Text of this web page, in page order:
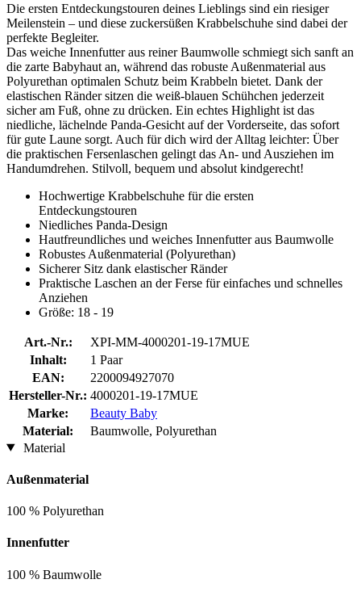
Die ersten Entdeckungstouren deines Lieblings sind ein riesiger
Meilenstein – und diese zuckersüßen Krabbelschuhe sind dabei der
perfekte Begleiter.
Das weiche Innenfutter aus reiner Baumwolle schmiegt sich sanft an
die zarte Babyhaut an, während das robuste Außenmaterial aus
Polyurethan optimalen Schutz beim Krabbeln bietet. Dank der
elastischen Ränder sitzen die weiß-blauen Schühchen jederzeit
sicher am Fuß, ohne zu drücken. Ein echtes Highlight ist das
niedliche, lächelnde Panda-Gesicht auf der Vorderseite, das sofort
für gute Laune sorgt. Auch für dich wird der Alltag leichter: Über
die praktischen Fersenlaschen gelingt das An- und Ausziehen im
Handumdrehen. Stilvoll, bequem und absolut kindgerecht!
Hochwertige Krabbelschuhe für die ersten
Entdeckungstouren
Niedliches Panda-Design
Hautfreundliches und weiches Innenfutter aus Baumwolle
Robustes Außenmaterial (Polyurethan)
Sicherer Sitz dank elastischer Ränder
Praktische Laschen an der Ferse für einfaches und schnelles
Anziehen
Größe: 18 - 19
Art.-Nr.:
XPI-MM-4000201-19-17MUE
Inhalt:
1 Paar
EAN:
2200094927070
Hersteller-Nr.: 4000201-19-17MUE
Marke:
Beauty Baby
Material:
Baumwolle, Polyurethan
Material
Außenmaterial
100 % Polyurethan
Innenfutter
100 % Baumwolle